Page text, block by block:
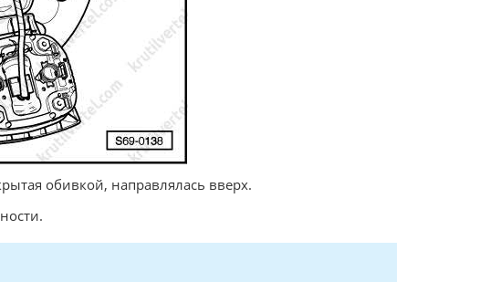
обивкой, направлялась вверх.